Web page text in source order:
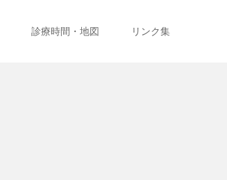
診療時間・地図 リンク集